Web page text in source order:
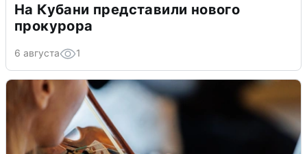
На Кубани представили нового
прокурора
6 августа 1